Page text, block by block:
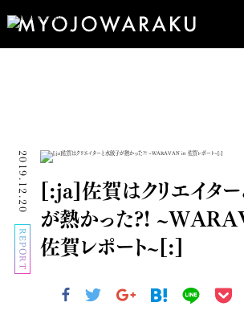
[:ja]佐賀はクリエイタ
が熱かった?!
佐賀レポート~[:]
2019.12.20
REPORT